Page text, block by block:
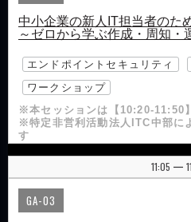
中小企業の新人IT担当者のた
～ゼロから学ぶ作成・周知・
エンドポイントセキュリティ
ワークショップ
※本セッションは【10:20-11:50
※特定非営利活動法人ITC中部に
す
11:05 |
GA-03